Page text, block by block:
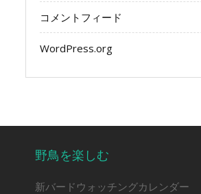
コメントフィード
WordPress.org
野鳥を楽しむ
新バードウォッチングカレンダー